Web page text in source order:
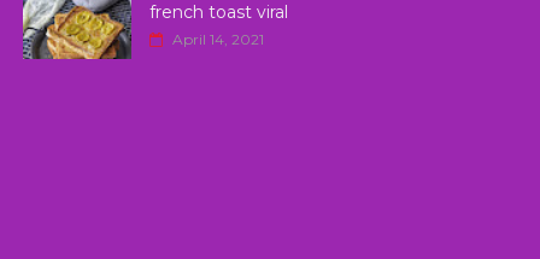
french toast viral
April 14, 2021